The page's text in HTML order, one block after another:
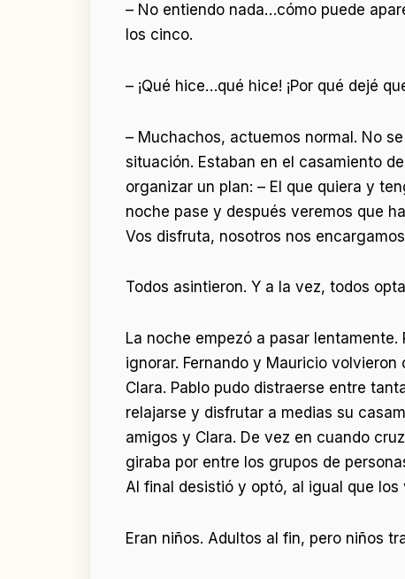
– No entiendo nada…cómo puede
los cinco.
– ¡Qué hice…qué hice! ¡Por qué dejé
– Muchachos, actuemos normal. No
situación. Estaban en el casamiento
organizar un plan: – El que quiera y
noche pase y después veremos que
Vos disfruta, nosotros nos
Todos asintieron. Y a la vez, todos
La noche empezó a pasar
ignorar. Fernando y Mauricio
Clara. Pablo pudo distraerse entre
relajarse y disfrutar a medias su
amigos y Clara. De vez en cuando
giraba por entre los grupos de
Al final desistió y optó, al igual que
Eran niños. Adultos al fin, pero niños